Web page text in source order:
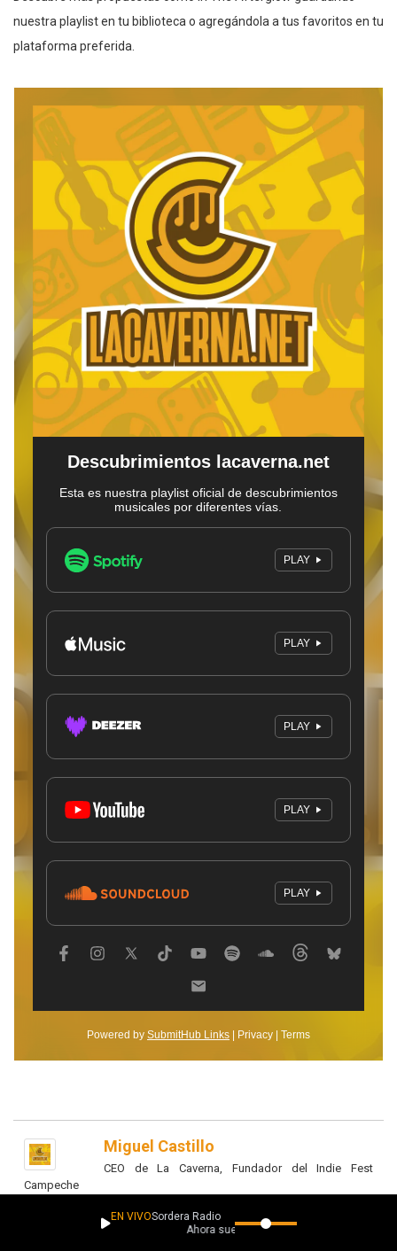
nuestra playlist en tu biblioteca o agregándola a tus favoritos en tu
plataforma preferida.
Miguel Castillo
CEO de La Caverna, Fundador del Indie Fest
Campeche
EN VIVOSordera Radio
Ahora suena